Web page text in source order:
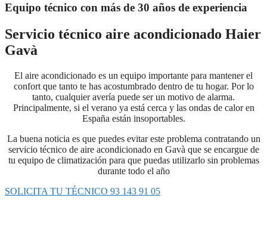
Equipo técnico con más de 30 años de experiencia
Servicio técnico aire acondicionado Haier
Gavà
El aire acondicionado es un equipo importante para mantener el
confort que tanto te has acostumbrado dentro de tu hogar. Por lo
tanto, cualquier avería puede ser un motivo de alarma.
Principalmente, si el verano ya está cerca y las ondas de calor en
España están insoportables.
La buena noticia es que puedes evitar este problema contratando un
servicio técnico de aire acondicionado en Gavà que se encargue de
tu equipo de climatización para que puedas utilizarlo sin problemas
durante todo el año
SOLICITA TU TÉCNICO 93 143 91 05